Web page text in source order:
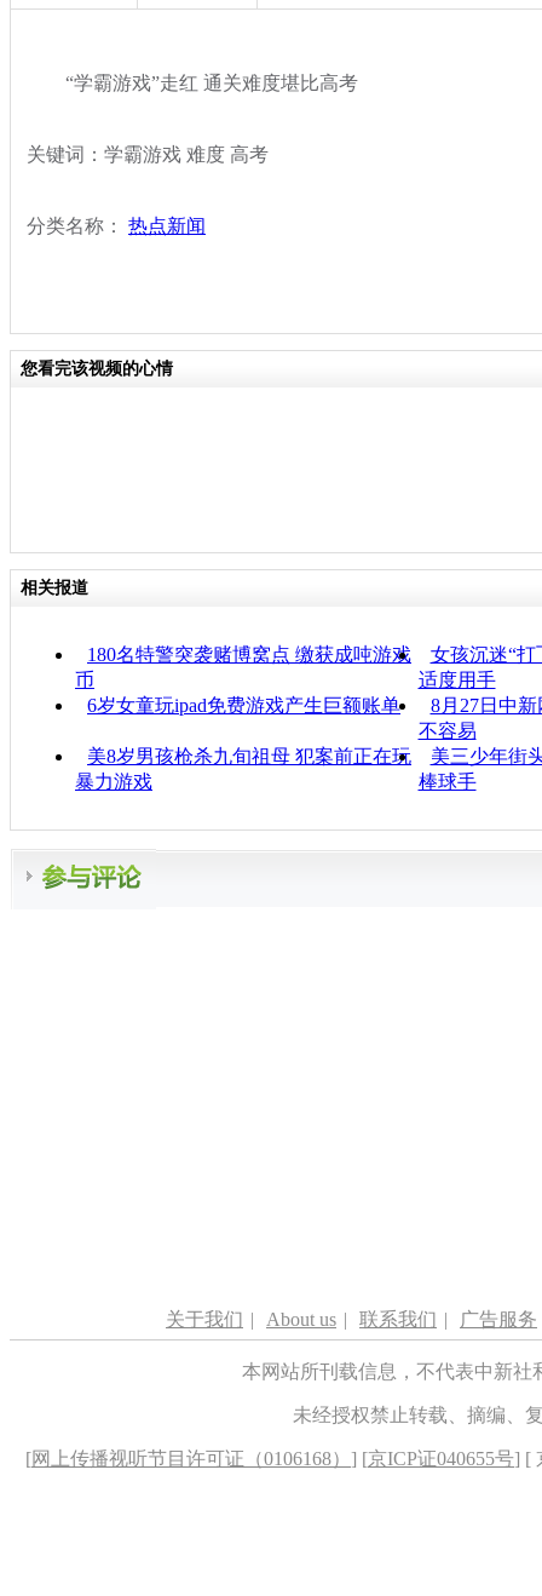
“学霸游戏”走红 通关难度堪比高考
关键词：学霸游戏 难度 高考
分类名称： 热点新闻
您看完该视频的心情
相关报道
180名特警突袭赌博窝点 缴获成吨游戏
币
女孩沉迷“打
适度用手
6岁女童玩ipad免费游戏产生巨额账单
8月27日中
不容易
美8岁男孩枪杀九旬祖母 犯案前正在玩
暴力游戏
美三少年街
棒球手
关于我们 | About us | 联系我们 | 广告服务
本网站所刊载信息，不代表中新
未经授权禁止转载、摘编、
[网上传播视听节目许可证（0106168） ] [京ICP证040655号] [